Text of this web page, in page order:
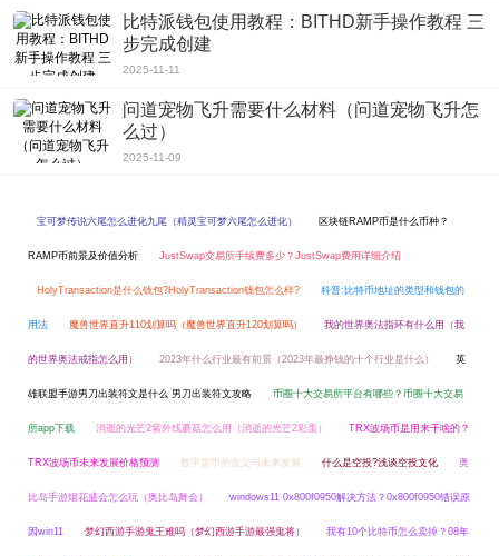
2、这是一个非常好的拍照软件、用ai来改变你的脸真的很有趣，它也能让你光
彩照人!
编辑点评
一下!旋转、剪切、增强等功能让你简单而不简单，更具约束力的新玩法，各种潮
流杂志风边框为你的自拍添加足够的素材，展现你的个性风格!
比特派钱包使用教程：BITHD新手操作教程 三
步完成创建
2025-11-11
问道宠物飞升需要什么材料（问道宠物飞升怎
么过）
2025-11-09
宝可梦传说六尾怎么进化九尾（精灵宝可梦六尾怎么进化） 区块链RAMP币是什么币种？
RAMP币前景及价值分析 JustSwap交易所手续费多少？JustSwap费用详细介绍
HolyTransaction是什么钱包?HolyTransaction钱包怎么样? 科普:比特币地址的类型和钱包的
用法 魔兽世界直升110划算吗（魔兽世界直升120划算吗） 我的世界奥法指环有什么用（我
的世界奥法戒指怎么用） 2023年什么行业最有前景（2023年最挣钱的十个行业是什么） 英
雄联盟手游男刀出装符文是什么 男刀出装符文攻略 币圈十大交易所平台有哪些？币圈十大交易
所app下载 消逝的光芒2紫外线蘑菇怎么用（消逝的光芒2彩蛋） TRX波场币是用来干啥的？
TRX波场币未来发展价格预测 数字货币的含义与未来发展 什么是空投?浅谈空投文化 奥
比岛手游烟花盛会怎么玩（奥比岛舞会） windows11 0x800f0950解决方法？0x800f0950错误原
因win11 梦幻西游手游鬼王难吗（梦幻西游手游最强鬼将） 我有10个比特币怎么卖掉？08年